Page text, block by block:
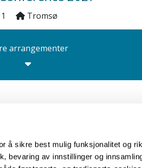
å sikre best mulig funksjonalitet og
bevaring av innstillinger og
1 Tromsø
arrangementer